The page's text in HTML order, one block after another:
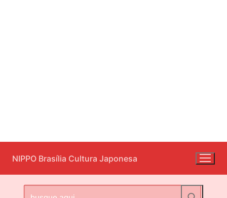
para
o
conteúdo
NIPPO Brasília Cultura Japonesa